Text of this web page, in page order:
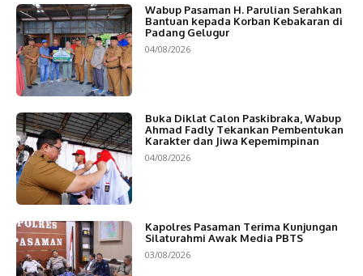
Wabup Pasaman H. Parulian Serahkan
Bantuan kepada Korban Kebakaran di
Padang Gelugur
04/08/2026
Buka Diklat Calon Paskibraka, Wabup
Ahmad Fadly Tekankan Pembentukan
Karakter dan Jiwa Kepemimpinan
04/08/2026
Kapolres Pasaman Terima Kunjungan
Silaturahmi Awak Media PBTS
03/08/2026